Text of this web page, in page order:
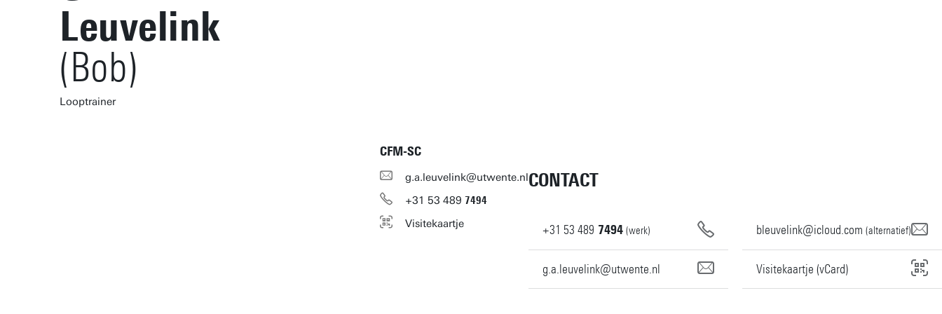
Leuvelink
(Bob)
Looptrainer
CFM-SC
g.a.leuvelink@utwente.nl
+31 53 489 7494
Visitekaartje
CONTACT
+31 53 489 7494 (werk)
g.a.leuvelink@utwente.nl
bleuvelink@icloud.com (alternatief)
Visitekaartje (vCard)